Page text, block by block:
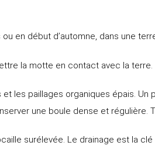
en début d’automne, dans une
la motte en contact avec la
les paillages organiques épais.
une boule dense et
surélevée. Le drainage est la